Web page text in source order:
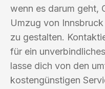
wenn es darum geht,
Umzug von
zu gestalten.
für ein
lasse dich von den
kostengünstigen